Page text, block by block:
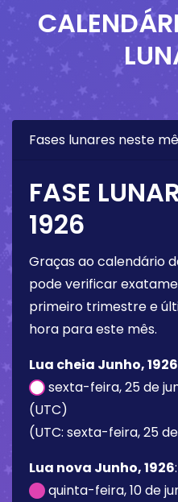
Fases lunares neste
FASE
1926
Graças ao calendário
pode verificar
primeiro trimestre e
hora para este mês.
Lua cheia Junho, 1926
sexta-feira, 25 de
(UTC)
(UTC: sexta-feira, 25 de
Lua nova Junho, 1926:
quinta-feira, 10 de